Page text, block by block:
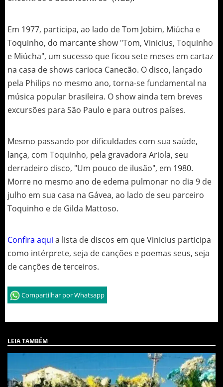
Em 1977, participa, ao lado de Tom Jobim, Miúcha e
Toquinho, do marcante show "Tom, Vinicius, Toquinho
e Miúcha", um sucesso que ficou sete meses em cartaz
na casa de shows carioca Canecão. O disco, lançado
pela Philips no mesmo ano, torna-se fundamental na
música popular brasileira. O show ainda tem breves
excursões para São Paulo e para outros países.
Mesmo passando por dificuldades com sua saúde,
lança, com Toquinho, pela gravadora Ariola, seu
derradeiro disco, "Um pouco de ilusão", em 1980.
Morre no mesmo ano de edema pulmonar no dia 9 de
julho em sua casa na Gávea, ao lado de seu parceiro
Toquinho e de Gilda Mattoso.
Confira aqui a lista de discos em que Vinicius participa
como intérprete, seja de canções e poemas seus, seja
de canções de terceiros.
Compartilhar por Whatsapp
LEIA TAMBÉM